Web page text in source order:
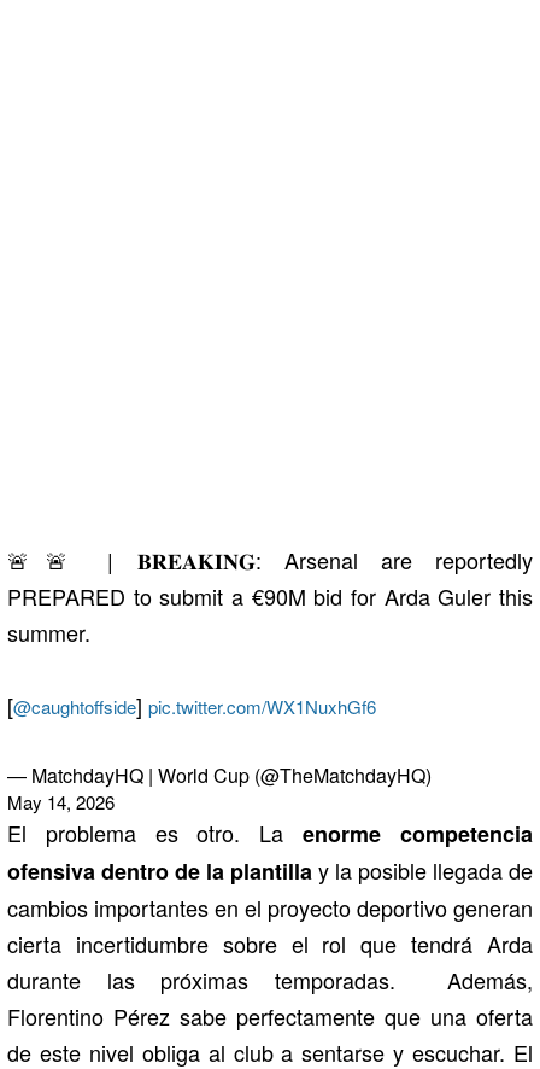
🚨🚨 | 𝐁𝐑𝐄𝐀𝐊𝐈𝐍𝐆: Arsenal are reportedly
PREPARED to submit a €90M bid for Arda Guler this
summer.
[@caughtoffside] pic.twitter.com/WX1NuxhGf6
— MatchdayHQ | World Cup (@TheMatchdayHQ)
May 14, 2026
El problema es otro. Laenorme competencia
ofensiva dentro de la plantillay la posible llegada de
cambios importantes en el proyecto deportivo generan
cierta incertidumbre sobre el rol que tendrá Arda
durante las próximas temporadas. Además,
Florentino Pérez sabe perfectamente que una oferta
de este nivel obliga al club a sentarse y escuchar. El